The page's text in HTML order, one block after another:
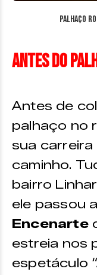
Palhaço
Antes do
Antes de
palhaço no
sua
caminho.
bairro
ele passou
Encenarte
estreia nos
espetáculo